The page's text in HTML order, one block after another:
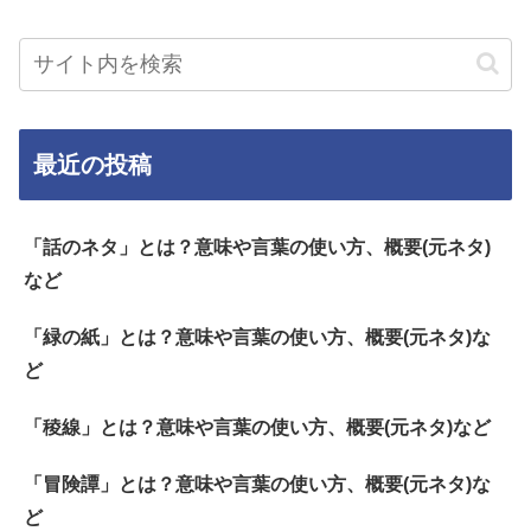
最近の投稿
「話のネタ」とは？意味や言葉の使い方、概要(元ネタ)
など
「緑の紙」とは？意味や言葉の使い方、概要(元ネタ)な
ど
「稜線」とは？意味や言葉の使い方、概要(元ネタ)など
「冒険譚」とは？意味や言葉の使い方、概要(元ネタ)な
ど